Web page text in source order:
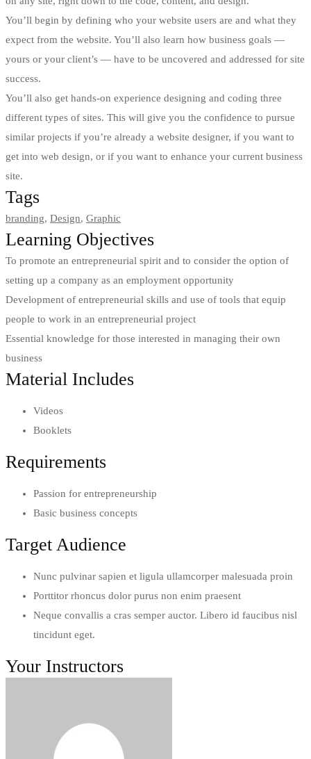
You’ll begin by defining who your website users are and what they
expect from the website. You’ll also learn how business goals —
yours or your client’s — have to be uncovered and addressed for site
success.
You’ll also get hands-on experience designing and coding three
different types of sites. This will give you the confidence to pursue
similar projects if you’re already a website designer, if you want to
get into web design, or if you want to enhance your current business
site.
Tags
branding, Design, Graphic
Learning Objectives
To promote an entrepreneurial spirit and to consider the option of
setting up a company as an employment opportunity
Development of entrepreneurial skills and use of tools that equip
people to work in an entrepreneurial project
Essential knowledge for those interested in managing their own
business
Material Includes
Videos
Booklets
Requirements
Passion for entrepreneurship
Basic business concepts
Target Audience
Nunc pulvinar sapien et ligula ullamcorper malesuada proin
Porttitor rhoncus dolor purus non enim praesent
Neque convallis a cras semper auctor. Libero id faucibus nisl
tincidunt eget.
Your Instructors